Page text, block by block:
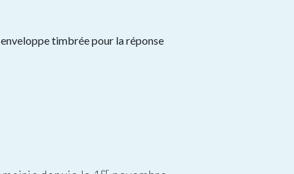
timbrée pour la réponse
er